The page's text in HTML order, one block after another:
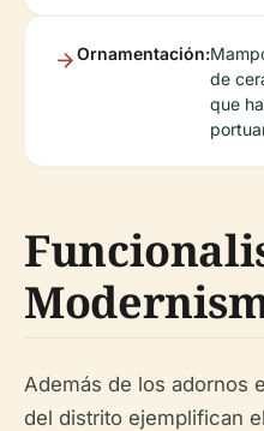
Ornamentación:
de
que
Además de los adornos
del distrito ejemplifican